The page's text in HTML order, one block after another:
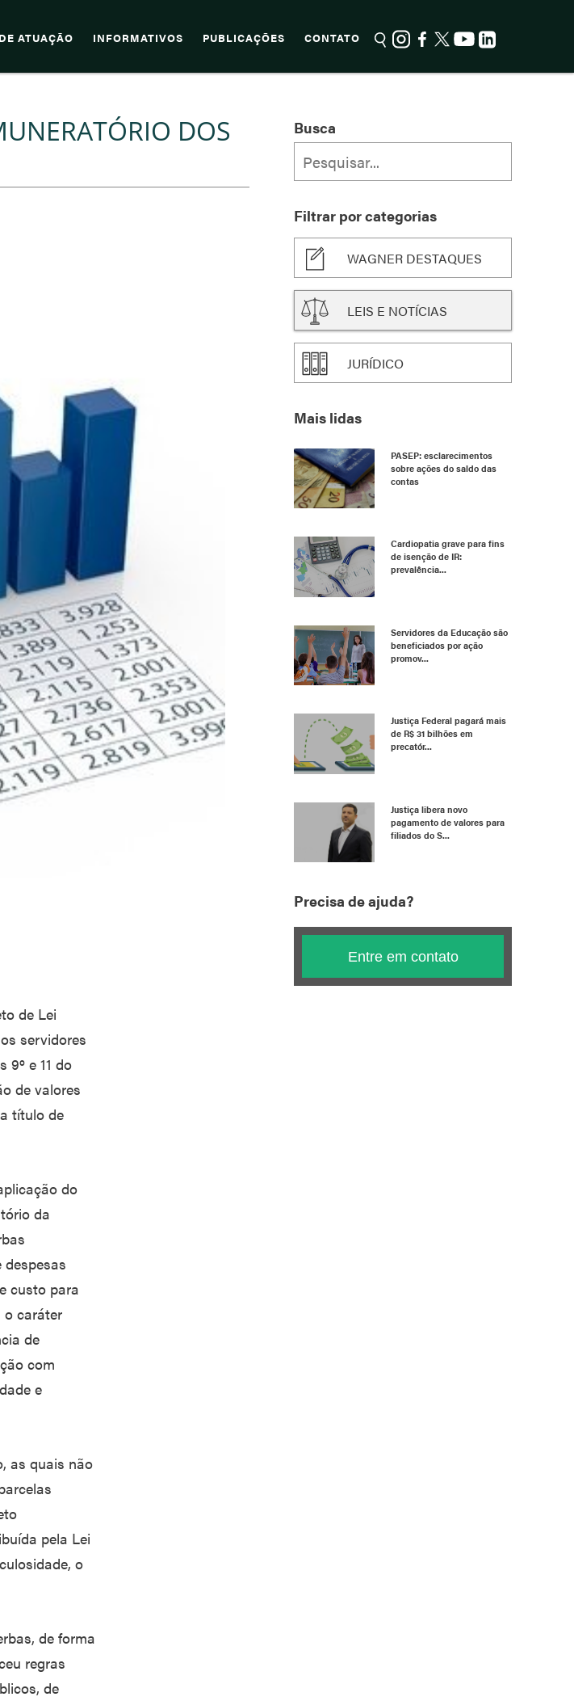
ATUAÇÃO INFORMATIVOS PUBLICAÇÕES CONTATO
DOS
de Lei
servidores
e 11 do
de valores
título de
do
da
custo para
o caráter
de
com
e
as quais não
pela Lei
o
de forma
regras
de
Busca
Filtrar por categorias
WAGNER DESTAQUES
LEIS E NOTÍCIAS
JURÍDICO
Mais lidas
PASEP: esclarecimentos
sobre ações do saldo das
contas
Cardiopatia grave para fins
de isenção de IR:
prevalência...
Servidores da Educação são
beneficiados por ação
promov...
Justiça Federal pagará mais
de R$ 31 bilhões em
precatór...
Justiça libera novo
pagamento de valores para
filiados do S...
Precisa de ajuda?
Entre em contato